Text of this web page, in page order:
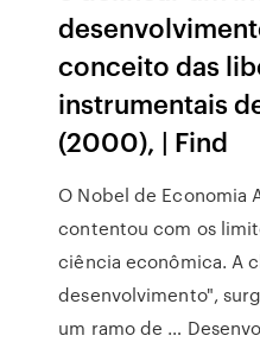
conceito das
instrumentais
(2000), | Find
O Nobel de Economia
contentou com os
ciência econômica. A
desenvolvimento",
um ramo de …